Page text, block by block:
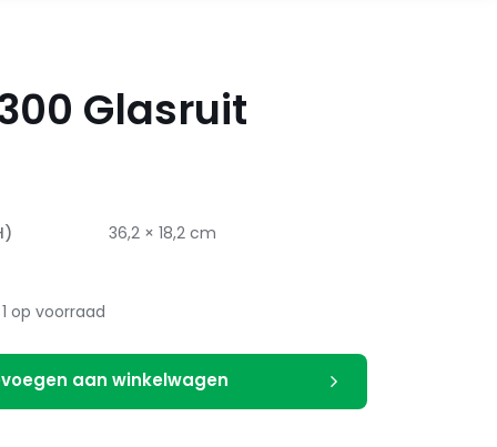
Glasruit
36,2 × 18,2 cm
1 op voorraad
aan winkelwagen